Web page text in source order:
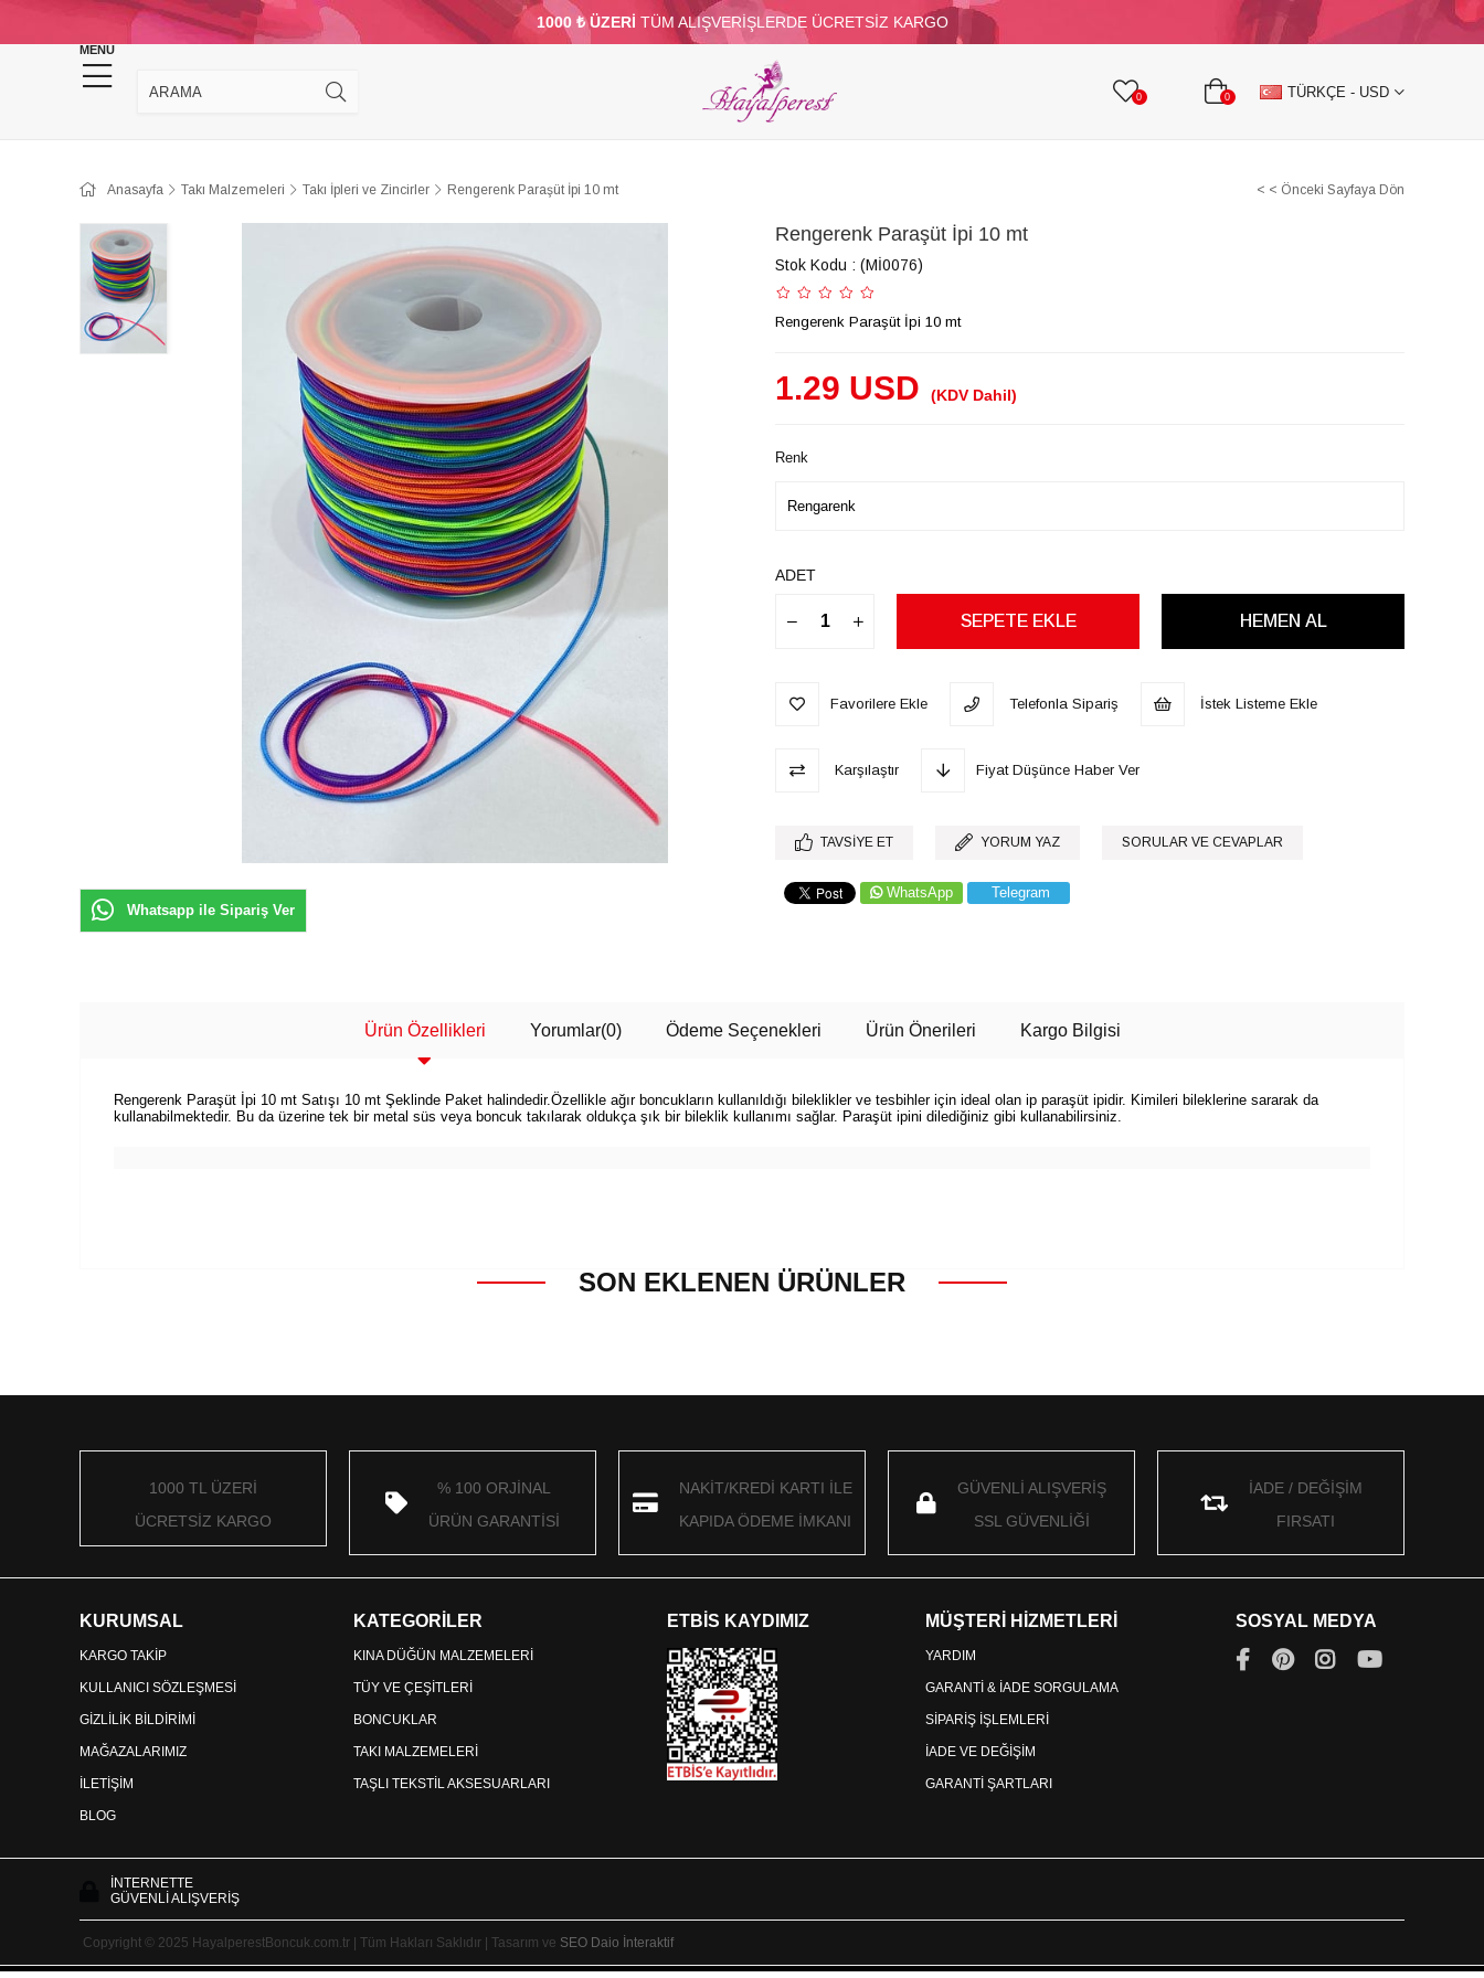
1000 ₺ ÜZERİ TÜM ALIŞVERİŞLERDE ÜCRETSİZ KARGO
MENU
0 0 TÜRKÇE - USD
KINA DÜĞÜN MALZEMELERİ TAKI MALZEMELERİ PARTİ VE SÜS MALZEMELERİ TÜY BONCUKLAR TAŞLI TEKSTİL AKSESUARLARI
TOPTAN DİĞER
Anasayfa Takı Malzemeleri Takı İpleri ve Zincirler Rengerenk Paraşüt İpi 10 mt < < Önceki Sayfaya Dön
Whatsapp ile Sipariş Ver
Rengerenk Paraşüt İpi 10 mt
Stok Kodu (Mİ0076)
Rengerenk Paraşüt İpi 10 mt
1.29 USD (KDV Dahil)
Renk
ADET
Favorilere Ekle Telefonla Sipariş İstek Listeme Ekle
Karşılaştır Fiyat Düşünce Haber Ver
TAVSIYE ET YORUM YAZ SORULAR VE CEVAPLAR
WhatsApp Telegram
Ürün Özellikleri Yorumlar(0) Ödeme Seçenekleri Ürün Önerileri Kargo Bilgisi
Rengerenk Paraşüt İpi 10 mt Satışı 10 mt Şeklinde Paket halindedir.Özellikle ağır boncukların kullanıldığı bileklikler ve tesbihler için ideal olan ip paraşüt ipidir. Kimileri bileklerine sararak da
kullanabilmektedir. Bu da üzerine tek bir metal süs veya boncuk takılarak oldukça şık bir bileklik kullanımı sağlar. Paraşüt ipini dilediğiniz gibi kullanabilirsiniz.
SON EKLENEN ÜRÜNLER
1000 TL ÜZERİ
ÜCRETSİZ KARGO
% 100 ORJİNAL
ÜRÜN GARANTİSİ
NAKİT/KREDİ KARTI İLE
KAPIDA ÖDEME İMKANI
GÜVENLİ ALIŞVERİŞ
SSL GÜVENLİĞİ
İADE / DEĞİŞİM
FIRSATI
KURUMSAL
KARGO TAKİP
KULLANICI SÖZLEŞMESİ
GİZLİLİK BİLDİRİMİ
MAĞAZALARIMIZ
İLETİŞİM
BLOG
KATEGORİLER
KINA DÜĞÜN MALZEMELERİ
TÜY VE ÇEŞİTLERİ
BONCUKLAR
TAKI MALZEMELERİ
TAŞLI TEKSTİL AKSESUARLARI
ETBİS KAYDIMIZ MÜŞTERİ HİZMETLERİ
YARDIM
GARANTİ & İADE SORGULAMA
SİPARİŞ İŞLEMLERİ
İADE VE DEĞİŞİM
GARANTİ ŞARTLARI
SOSYAL MEDYA
İNTERNETTE
GÜVENLİ ALIŞVERİŞ
Copyright © 2025 HayalperestBoncuk.com.tr | Tüm Hakları Saklıdır | Tasarım ve SEO Daio İnteraktif